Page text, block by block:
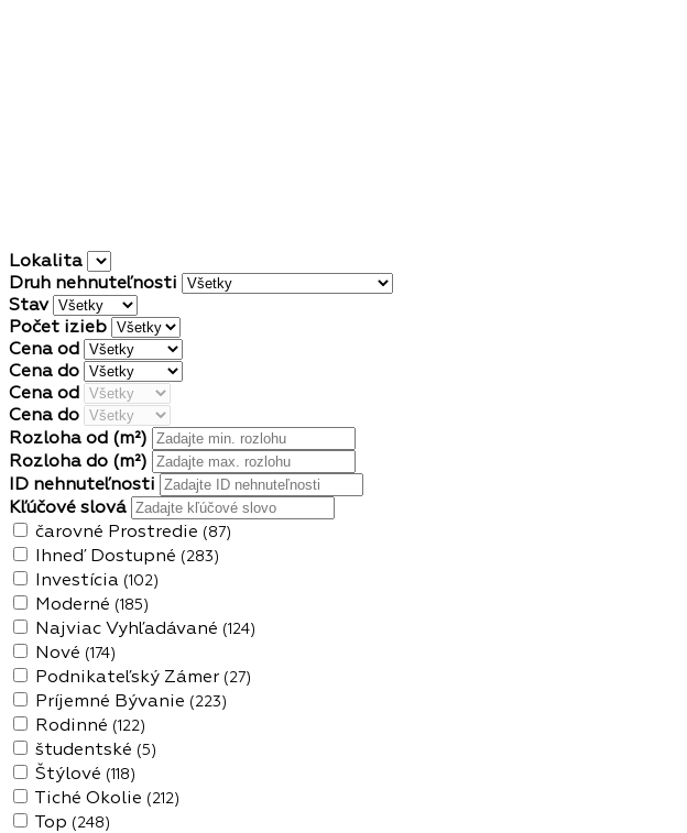
Lokalita
Druh nehnuteľnosti
Stav
Počet izieb
Cena od
Cena do
Cena od
Cena do
Rozloha od (m²)
Rozloha do (m²)
ID nehnuteľnosti
Kľúčové slová
čarovné Prostredie (87)
Ihneď Dostupné (283)
Investícia (102)
Moderné (185)
Najviac Vyhľadávané (124)
Nové (174)
Podnikateľský Zámer (27)
Príjemné Bývanie (223)
Rodinné (122)
študentské (5)
Štýlové (118)
Tiché Okolie (212)
Top (248)